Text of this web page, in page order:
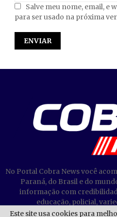
Salve meu nome, email, e
para ser usado na próxima
No Portal Cobra News você
Paraná, do Brasil e do
informação com
educação, policial,
Este site usa cookies para